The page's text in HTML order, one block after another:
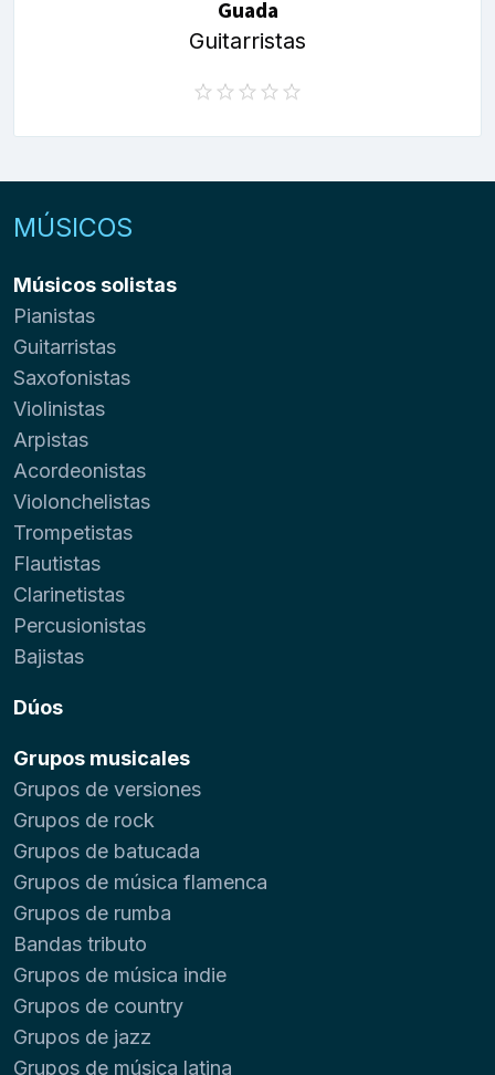
Guada
Guitarristas
MÚSICOS
Músicos solistas
Pianistas
Guitarristas
Saxofonistas
Violinistas
Arpistas
Acordeonistas
Violonchelistas
Trompetistas
Flautistas
Clarinetistas
Percusionistas
Bajistas
Dúos
Grupos musicales
Grupos de versiones
Grupos de rock
Grupos de batucada
Grupos de música flamenca
Grupos de rumba
Bandas tributo
Grupos de música indie
Grupos de country
Grupos de jazz
Grupos de música latina